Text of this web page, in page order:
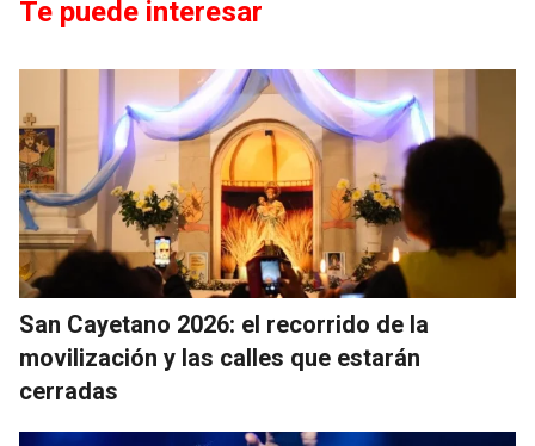
Te puede interesar
San Cayetano 2026: el recorrido de la
movilización y las calles que estarán
cerradas